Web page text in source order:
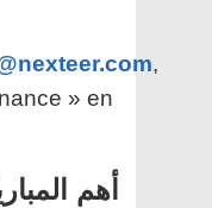
,
» en
أهم